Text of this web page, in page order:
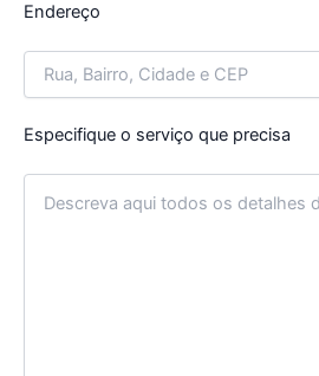
Endereço
Especifique o serviço que precisa